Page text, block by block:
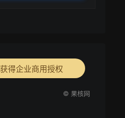
获得企业商用授权
© 果核网